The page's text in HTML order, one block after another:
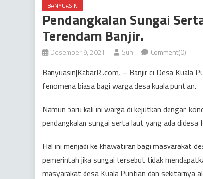
BANYUASIN
Pendangkalan Sungai
Terendam Banjir.
Desember 9, 2021 Suh Comment(0)
Banyuasin|KabarRI.com, – Banjir di Desa Kuala
fenomena biasa bagi warga desa kuala puntian.
Namun baru kali ini warga di kejutkan dengan
pendangkalan sungai serta laut yang ada didesa
Hal ini menjadi ke khawatiran bagi masyarakat
pemerintah jika sungai tersebut tidak
masyarakat desa Kuala Puntian dan sekitarnya